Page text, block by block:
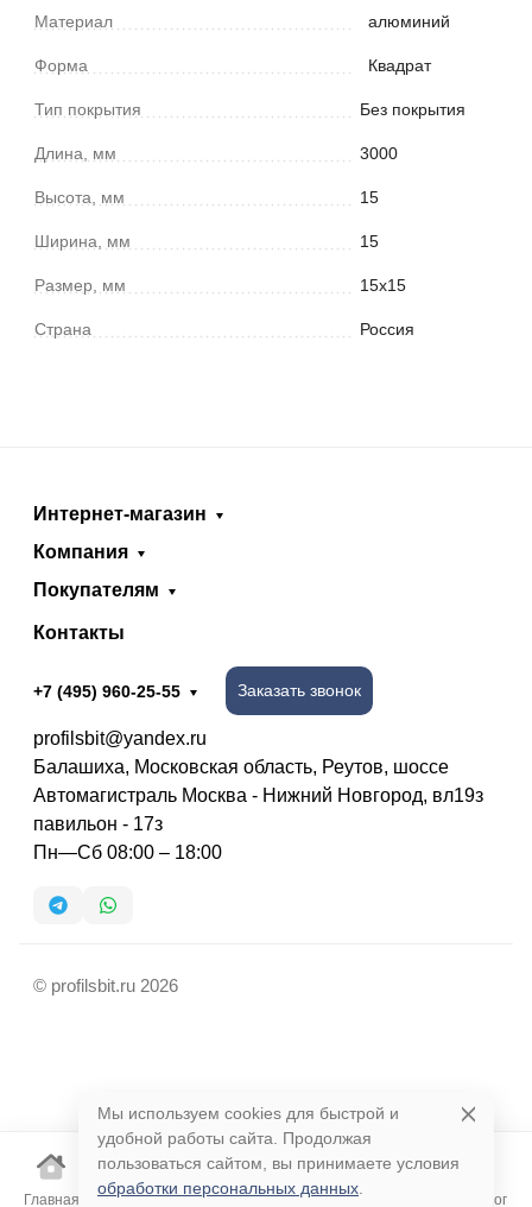
Главная Корзина Избранное Сравнение Каталог
Материал
алюминий
Форма Квадрат
Тип покрытия Без покрытия
Длина, мм 3000
Высота, мм 15
Ширина, мм 15
Размер, мм 15х15
Страна Россия
Интернет-магазин
Компания
Покупателям
Контакты
+7 (495) 960-25-55 Заказать звонок
profilsbit@yandex.ru
Балашиха, Московская область, Реутов, шоссе
Автомагистраль Москва - Нижний Новгород, вл19з
павильон - 17з
Пн—Сб 08:00 – 18:00
© profilsbit.ru 2026
Мы используем cookies для быстрой и
удобной работы сайта. Продолжая
пользоваться сайтом, вы принимаете условия
обработки персональных данных